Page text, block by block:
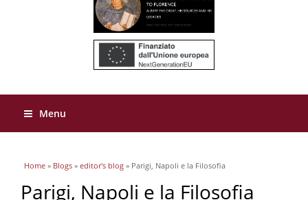
Menu
You are here
Home » Blogs » editor's blog » Parigi, Napoli e la Filosofia
Parigi, Napoli e la Filosofia